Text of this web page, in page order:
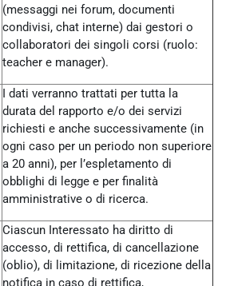
(messaggi nei forum, documenti
condivisi, chat interne) dai gestori o
collaboratori dei singoli corsi (ruolo:
teacher e manager).
I dati verranno trattati per tutta la
durata del rapporto e/o dei servizi
richiesti e anche successivamente (in
ogni caso per un periodo non superiore
a 20 anni), per l’espletamento di
obblighi di legge e per finalità
amministrative o di ricerca.
Ciascun Interessato ha diritto di
accesso, di rettifica, di cancellazione
(oblio), di limitazione, di ricezione della
notifica in caso di rettifica,